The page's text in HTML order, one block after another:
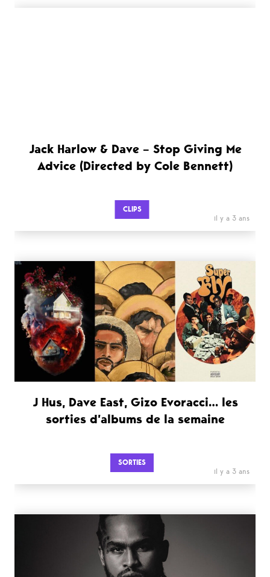
Jack Harlow & Dave – Stop Giving Me
Advice (Directed by Cole Bennett)
CLIPS
il y a 3 ans
J Hus, Dave East, Gizo Evoracci… les
sorties d’albums de la semaine
SORTIES
il y a 3 ans